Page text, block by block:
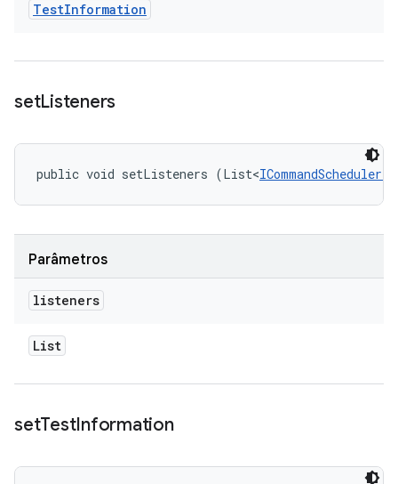
TestInformation
setListeners
public void setListeners (List<
Parâmetros
listeners
List
setTestInformation